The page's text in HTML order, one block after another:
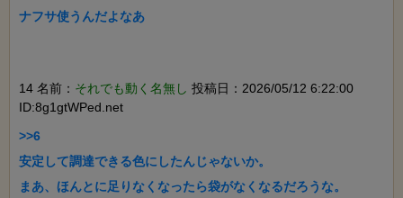
ナフサ使うんだよなあ
14 名前： それでも動く名無し 投稿日：2026/05/12 6:22:00
ID:8g1gtWPed.net
>>6
安定して調達できる色にしたんじゃないか。
まあ、ほんとに足りなくなったら袋がなくなるだろうな。